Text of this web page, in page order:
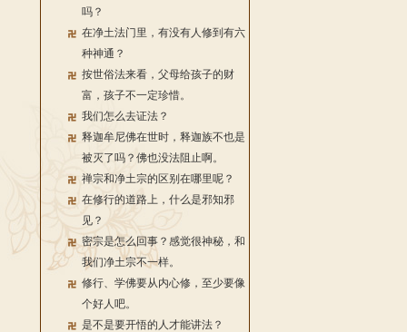
吗？
在净土法门里，有没有人修到有六
种神通？
按世俗法来看，父母给孩子的财
富，孩子不一定珍惜。
我们怎么去证法？
释迦牟尼佛在世时，释迦族不也是
被灭了吗？佛也没法阻止啊。
禅宗和净土宗的区别在哪里呢？
在修行的道路上，什么是邪知邪
见？
密宗是怎么回事？感觉很神秘，和
我们净土宗不一样。
修行、学佛要从内心修，至少要像
个好人吧。
是不是要开悟的人才能讲法？